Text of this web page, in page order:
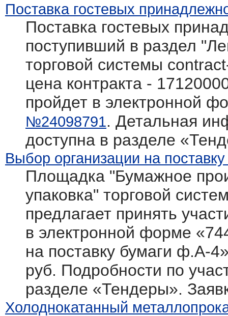
Поставка гостевых
Поставка гостевых
поступивший в раздел
торговой системы
цена контракта -
пройдет в электронной
№24098791. Детальная
доступна в разделе
Выбор организации на
Площадка "Бумажное
упаковка" торговой
предлагает принять
в электронной форме
на поставку бумаги ф.А-
руб. Подробности по
разделе «Тендеры».
Холоднокатанный